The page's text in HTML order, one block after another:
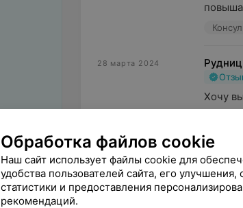
28 марта 2024
Хочу
Поделитесь
мнением
Обработка файлов cookie
Наш сайт использует файлы cookie для
удобства пользователей сайта, его улучшения,
статистики и предоставления
рекомендаций.